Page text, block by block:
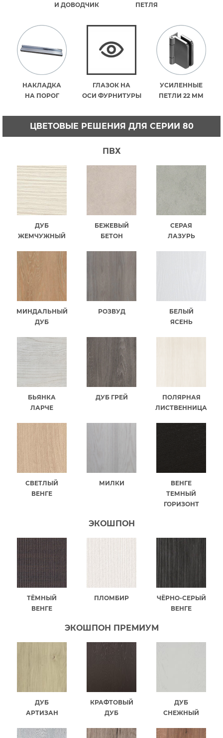
И ДОВОДЧИК
ПЕТЛЯ
НАКЛАДКА
НА ПОРОГ
ГЛАЗОК НА
ОСИ ФУРНИТУРЫ
УСИЛЕННЫЕ
ПЕТЛИ 22 ММ
ЦВЕТОВЫЕ РЕШЕНИЯ ДЛЯ СЕРИИ 80
ПВХ
ДУБ
ЖЕМЧУЖНЫЙ
БЕЖЕВЫЙ
БЕТОН
СЕРАЯ
ЛАЗУРЬ
МИНДАЛЬНЫЙ
ДУБ
РОЗВУД
БЕЛЫЙ
ЯСЕНЬ
БЬЯНКА
ЛАРЧЕ
ДУБ ГРЕЙ
ПОЛЯРНАЯ
ЛИСТВЕННИЦА
СВЕТЛЫЙ
ВЕНГЕ
МИЛКИ
ВЕНГЕ
ТЕМНЫЙ
ГОРИЗОНТ
ЭКОШПОН
ТЁМНЫЙ
ВЕНГЕ
ПЛОМБИР
ЧЁРНО-СЕРЫЙ
ВЕНГЕ
ЭКОШПОН ПРЕМИУМ
ДУБ
АРТИЗАН
КРАФТОВЫЙ
ДУБ
ДУБ
СНЕЖНЫЙ